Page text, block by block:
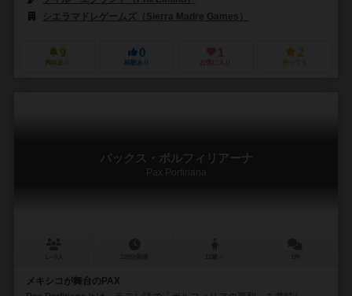
シエラマドレゲームズ（Sierra Madre Games）
9
興味あり
0
経験あり
1
お気に入り
2
持ってる
パックス・ポルフィリアーナ
Pax Porfiriana
メキシコが舞台のPAX